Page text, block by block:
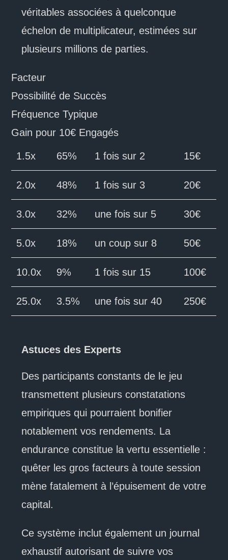
véritables associées à quelconque
échelon de multiplicateur, estimées sur
plusieurs millions de parties.
Facteur
Possibilité de Succès
Fréquence Typique
Gain pour 10€ Engagés
1.5x 65% 1 fois sur 2 15€
2.0x 48% 1 fois sur 3 20€
3.0x 32% une fois sur 5 30€
5.0x 18% un coup sur 8 50€
10.0x 9% 1 fois sur 15 100€
25.0x 3.5% une fois sur 40 250€
Astuces des Experts
Des participants constants de le jeu
transmettent plusieurs constatations
empiriques qui pourraient bonifier
notablement vos rendements. La
endurance constitue la vertu essentielle :
quêter les gros facteurs à toute session
mène fatalement à l’épuisement de votre
capital.
Ce système inclut également un journal
exhaustif autorisant de suivre vos